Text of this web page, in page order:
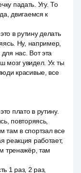
падать. Угу. То
двигаемся к
в рутину делать
Ну, например,
нас. Вот эта
мозг увидел. Ух ты
красивые, все
плато в рутину.
повторяясь,
там в спортзал все
реакция работает,
тренажёр, там
1 раз, 2 раз,